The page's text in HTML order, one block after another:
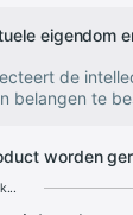
eigendom
de
belangen te
worden